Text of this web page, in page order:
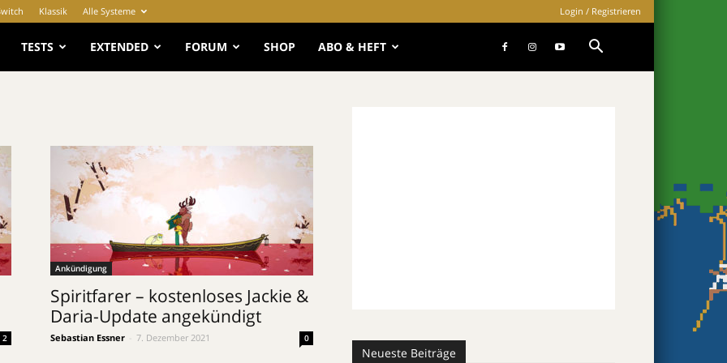
Klassik Alle Systeme Login / Registrieren
TESTS EXTENDED FORUM SHOP ABO & HEFT
2
Ankündigung
Spiritfarer – kostenloses Jackie &
Daria-Update angekündigt
Sebastian Essner 7. Dezember 2021 0
Neueste Beiträge